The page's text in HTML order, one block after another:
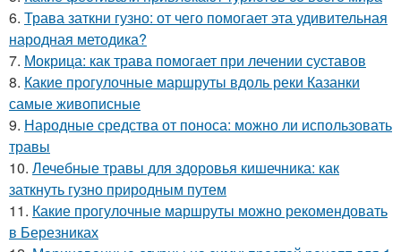
6. Трава заткни гузно: от чего помогает эта удивительная
народная методика?
7. Мокрица: как трава помогает при лечении суставов
8. Какие прогулочные маршруты вдоль реки Казанки
самые живописные
9. Народные средства от поноса: можно ли использовать
травы
10. Лечебные травы для здоровья кишечника: как
заткнуть гузно природным путем
11. Какие прогулочные маршруты можно рекомендовать
в Березниках